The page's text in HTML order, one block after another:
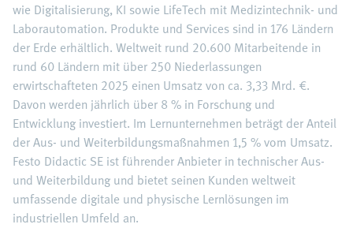
wie Digitalisierung, KI sowie LifeTech mit Medizintechnik- und
Laborautomation. Produkte und Services sind in 176 Ländern
der Erde erhältlich. Weltweit rund 20.600 Mitarbeitende in
rund 60 Ländern mit über 250 Niederlassungen
erwirtschafteten 2025 einen Umsatz von ca. 3,33 Mrd. €.
Davon werden jährlich über 8 % in Forschung und
Entwicklung investiert. Im Lernunternehmen beträgt der Anteil
der Aus- und Weiterbildungsmaßnahmen 1,5 % vom Umsatz.
Festo Didactic SE ist führender Anbieter in technischer Aus-
und Weiterbildung und bietet seinen Kunden weltweit
umfassende digitale und physische Lernlösungen im
industriellen Umfeld an.